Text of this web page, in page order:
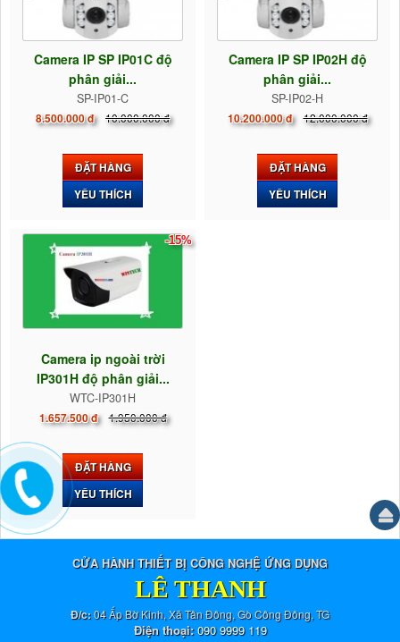
Camera IP SP IP01C độ
phân giải...
SP-IP01-C
8.500.000 đ 10.000.000 đ
ĐẶT HÀNG
YÊU THÍCH
Camera IP SP IP02H độ
phân giải...
SP-IP02-H
10.200.000 đ 12.000.000 đ
ĐẶT HÀNG
YÊU THÍCH
-15%
Camera ip ngoài trời
IP301H độ phân giải...
WTC-IP301H
1.657.500 đ 1.950.000 đ
ĐẶT HÀNG
YÊU THÍCH
CỬA HÀNH THIẾT BỊ CÔNG NGHỆ ỨNG DỤNG
LÊ THANH
Đ/c:04 Ấp Bờ Kinh, Xã Tân Đông, Gò Công Đông, TG
Điện thoại: 090 9999 119